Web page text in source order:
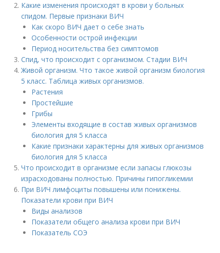
Какие изменения происходят в крови у больных
спидом. Первые признаки ВИЧ
Как скоро ВИЧ дает о себе знать
Особенности острой инфекции
Период носительства без симптомов
Спид, что происходит с организмом. Стадии ВИЧ
Живой организм. Что такое живой организм биология
5 класс. Таблица живых организмов.
Растения
Простейшие
Грибы
Элементы входящие в состав живых организмов
биология для 5 класса
Какие признаки характерны для живых организмов
биология для 5 класса
Что происходит в организме если запасы глюкозы
израсходованы полностью. Причины гипогликемии
При ВИЧ лимфоциты повышены или понижены.
Показатели крови при ВИЧ
Виды анализов
Показатели общего анализа крови при ВИЧ
Показатель СОЭ